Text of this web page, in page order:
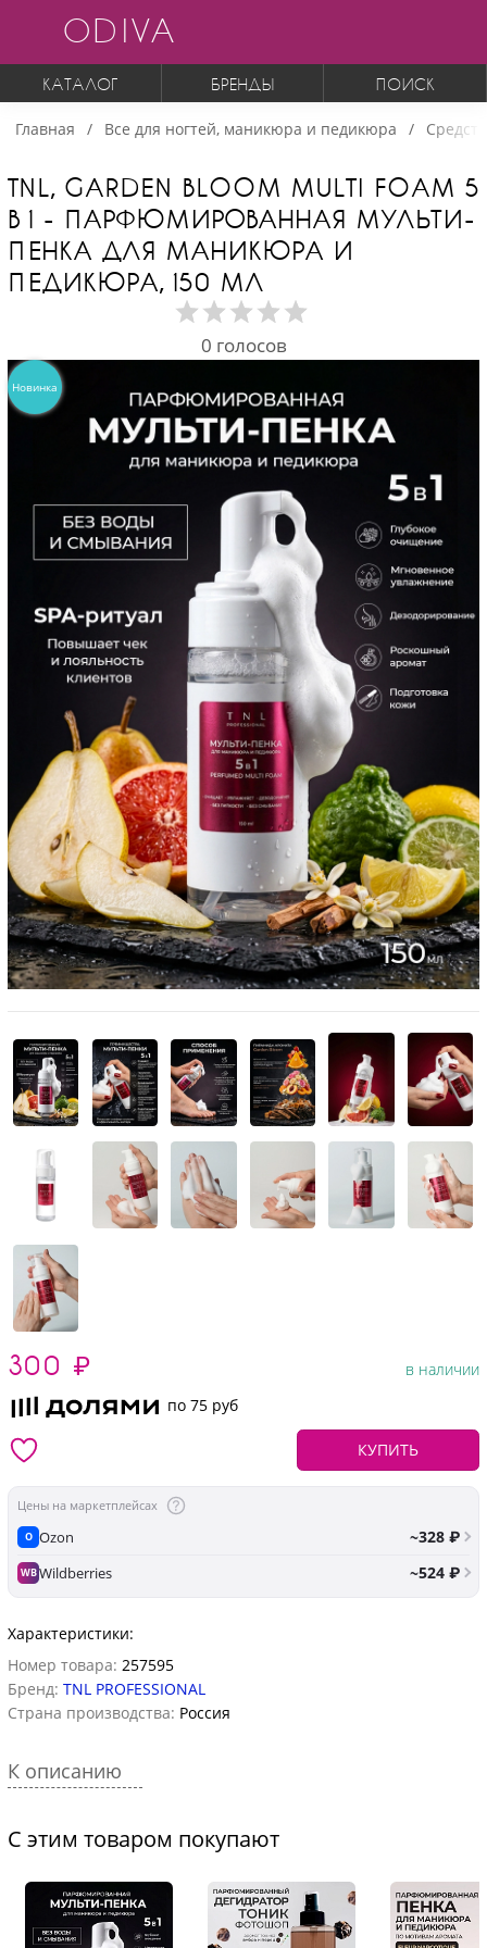
ODIVA
КАТАЛОГ БРЕНДЫ ПОИСК
Главная Все для ногтей, маникюра и педикюра
TNL, GARDEN BLOOM MULTI FOAM 5
В 1 - ПАРФЮМИРОВАННАЯ МУЛЬТИ-
ПЕНКА ДЛЯ МАНИКЮРА И
ПЕДИКЮРА, 150 МЛ
0 голосов
300 ₽
в наличии
по 75 руб
КУПИТЬ
Цены на маркетплейсах
O Ozon ~328 ₽
WBWildberries ~524 ₽
Характеристики:
Номер товара: 257595
Бренд: TNL PROFESSIONAL
Страна производства: Россия
К описанию
С этим товаром покупают